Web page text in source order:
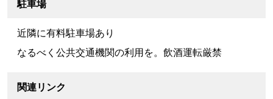
駐車場
近隣に有料駐車場あり
なるべく公共交通機関の利用を。飲酒運転厳禁
関連リンク